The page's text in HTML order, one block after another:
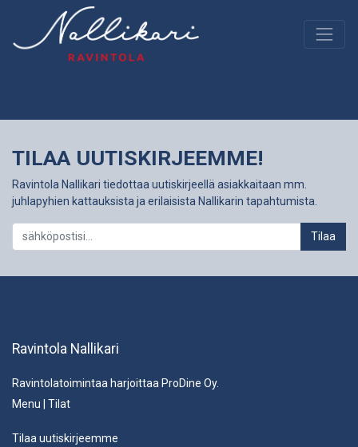
TILAA UUTISKIRJEEMME!
Ravintola Nallikari tiedottaa uutiskirjeellä asiakkaitaan mm.
juhlapyhien kattauksista ja erilaisista Nallikarin tapahtumista.
Tilaa
Ravintola Nallikari
Ravintolatoimintaa harjoittaa ProDine Oy.
Menu
Tilat
Tilaa uutiskirjeemme